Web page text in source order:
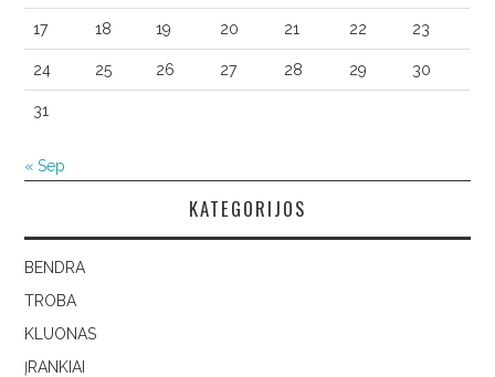
17 18 19 20 21 22 23
24 25 26 27 28 29 30
31
« Sep
KATEGORIJOS
BENDRA
TROBA
KLUONAS
ĮRANKIAI